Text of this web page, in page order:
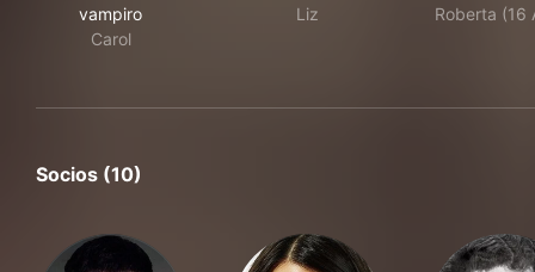
vampiro
Carol
Liz
Roberta (16
Socios (10)